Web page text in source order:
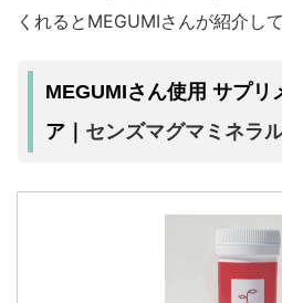
くれるとMEGUMIさんが紹介し
MEGUMIさん使用 サプリ
ア｜ センズマグマミネラ